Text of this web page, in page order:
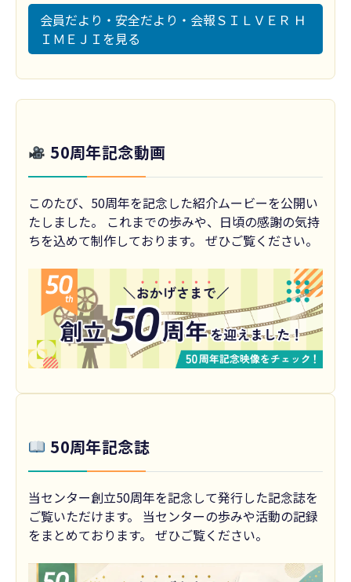
会員だより・安全だより・会報ＳＩＬＶＥＲ Ｈ
ＩＭＥＪＩを見る
50周年記念動画
このたび、50周年を記念した紹介ムービーを公開い
たしました。 これまでの歩みや、日頃の感謝の気持
ちを込めて制作しております。 ぜひご覧ください。
50周年記念誌
当センター創立50周年を記念して発行した記念誌を
ご覧いただけます。 当センターの歩みや活動の記録
をまとめております。 ぜひご覧ください。